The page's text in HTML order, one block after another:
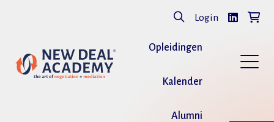
Login
Opleidingen
Kalender
Alumni